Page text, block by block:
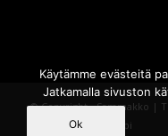
© Copyright - Sammakko |
Powered by
iQWebbi
Käytämme evästeitä
Jatkamalla sivuston
Ok